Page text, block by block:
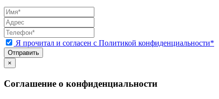
Я прочитал и согласен с Политикой конфиденциальности*
Отправить
×
Соглашение о конфиденциальности